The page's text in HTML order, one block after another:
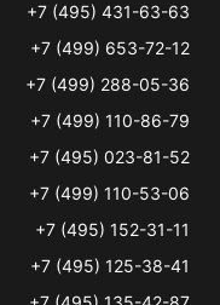
+7 (495) 431-63-63
+7 (499) 653-72-12
+7 (499) 288-05-36
+7 (499) 110-86-79
+7 (495) 023-81-52
+7 (499) 110-53-06
+7 (495) 152-31-11
+7 (495) 125-38-41